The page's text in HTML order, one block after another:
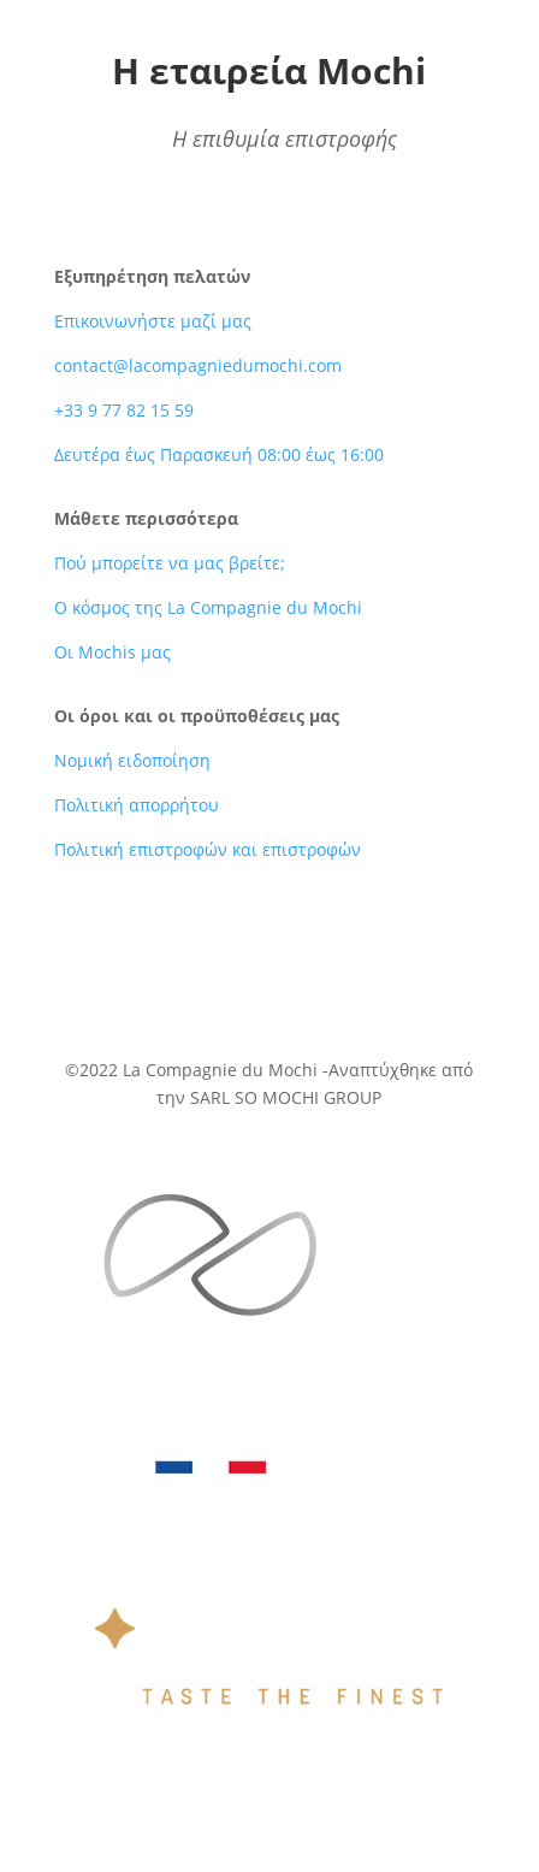
Η εταιρεία Mochi
Η επιθυμία επιστροφής
Εξυπηρέτηση πελατών
Επικοινωνήστε μαζί μας
contact@lacompagniedumochi.com
+33 9 77 82 15 59
Δευτέρα έως Παρασκευή 08:00 έως 16:00
Μάθετε περισσότερα
Πού μπορείτε να μας βρείτε;
Ο κόσμος της La Compagnie du Mochi
Οι Mochis μας
Οι όροι και οι προϋποθέσεις μας
Νομική ειδοποίηση
Πολιτική απορρήτου
Πολιτική επιστροφών και επιστροφών
©2022 La Compagnie du Mochi -Αναπτύχθηκεαπό
την SARL SO MOCHI GROUP